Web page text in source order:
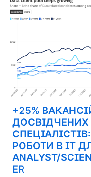
+25%
ДОСВІДЧЕНИХ
РОБОТИ В ІТ
ANALYST/
ER